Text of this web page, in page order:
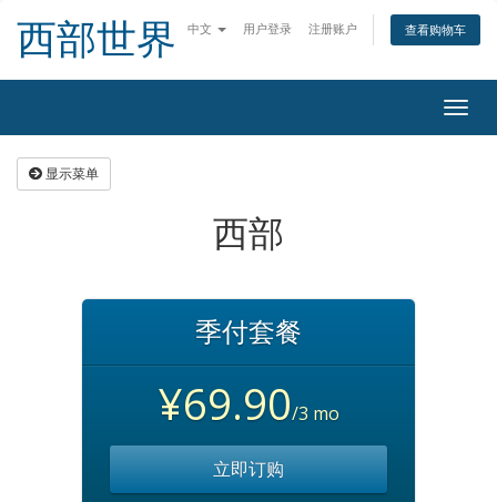
中文 用户登录 注册账户 查看购物车
西部世界
显示菜单
西部
季付套餐
¥69.90/3 mo
立即订购